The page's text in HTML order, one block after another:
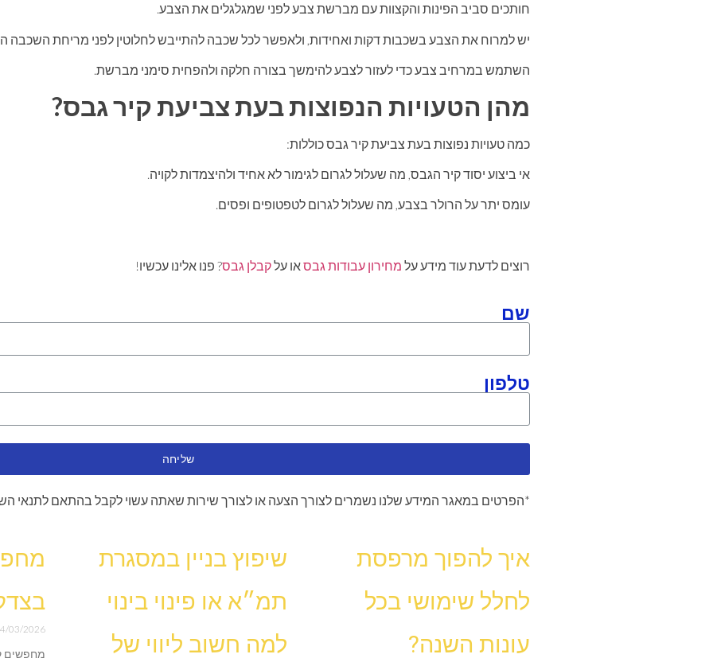
חותכים סביב הפינות והקצוות עם מברשת צבע לפני שמגלגלים את הצבע.
יש למרוח את הצבע בשכבות דקות ואחידות, ולאפשר לכל שכבה להתייבש לחלוטין לפני מריחת השכבה
השתמש במרחיב צבע כדי לעזור לצבע להימשך בצורה חלקה ולהפחית סימני מברשת.
מהן הטעויות הנפוצות בעת צביעת קיר גבס?
כמה טעויות נפוצות בעת צביעת קיר גבס כוללות:
אי ביצוע יסוד קיר הגבס, מה שעלול לגרום לגימור לא אחיד ולהיצמדות לקויה.
עומס יתר על הרולר בצבע, מה שעלול לגרום לטפטופים ופסים.
רוצים לדעת עוד מידע על מחירון עבודות גבסאו עלקבלן גבס? פנו אלינו עכשיו!
שם
טלפון
שליחה
*הפרטים במאגר המידע שלנו נשמרים לצורך הצעה או לצורך שירות שאתה עשוי לקבל בהתאם לתנאי
איך להפוך מרפסת
לחלל שימושי בכל
עונות השנה?
שיפוץ בניין במסגרת
תמ״א או פינוי בינוי
למה חשוב ליווי של
03/2026
מחפשים